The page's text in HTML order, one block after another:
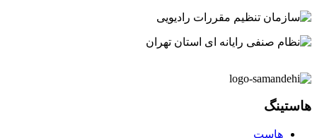
هاستینگ
هاست